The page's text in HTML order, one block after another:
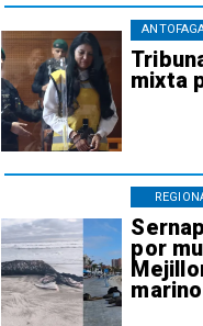
mixta
por